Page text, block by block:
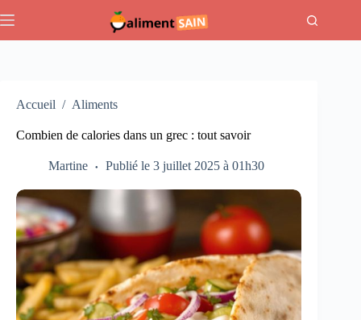
au
Accueil / Aliments
Combien de calories dans un grec : tout savoir
Martine Publié le 3 juillet 2025 à 01h30